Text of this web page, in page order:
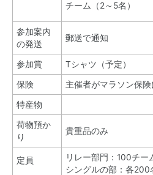
チーム（2～5名）
参加案内
の発送
郵送で通知
参加賞 Tシャツ（予定）
保険 主催者がマラソン保険
特産物
荷物預か
り
貴重品のみ
定員
リレー部門：100チー
シングルの部：各200